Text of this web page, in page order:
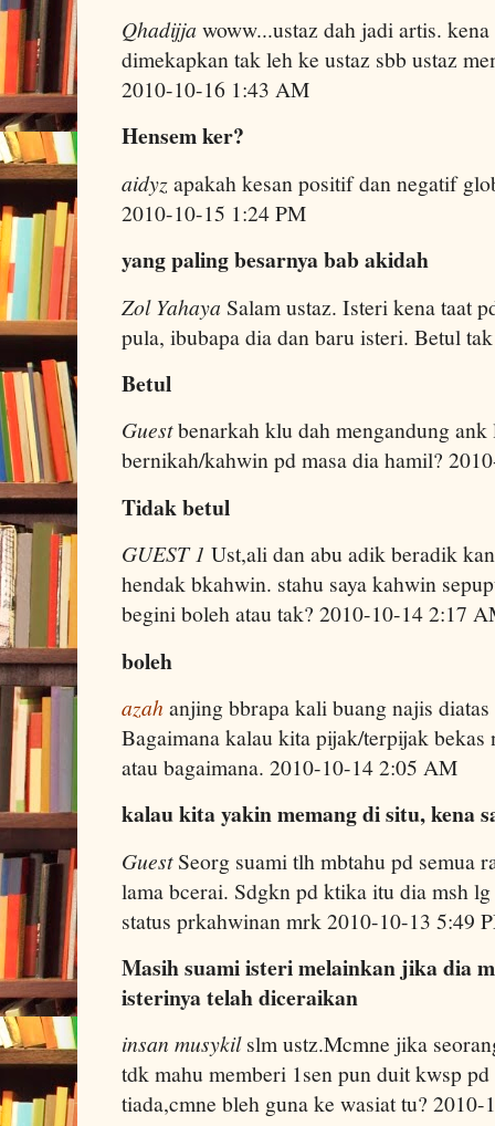
Qhadijja woww...ustaz dah jadi artis.
dimekapkan tak leh ke ustaz sbb ustaz
2010-10-16 1:43 AM
Hensem ker?
aidyzapakah kesan positif dan negatif
2010-10-15 1:24 PM
yang paling besarnya bab akidah
Zol Yahaya Salam ustaz. Isteri kena taat
pula, ibubapa dia dan baru isteri. Betul
Betul
Guestbenarkah klu dah mengandung
bernikah/kahwin pd masa dia hamil?
Tidak betul
GUEST 1 Ust,ali dan abu adik beradik
hendak bkahwin. stahu saya kahwin
begini boleh atau tak? 2010-10-14 2:17
boleh
azahanjing bbrapa kali buang najis
Bagaimana kalau kita pijak/terpijak bekas
atau bagaimana. 2010-10-14 2:05 AM
kalau kita yakin memang di situ, kena
GuestSeorg suami tlh mbtahu pd semua
lama bcerai. Sdgkn pd ktika itu dia msh
status prkahwinan mrk 2010-10-13 5:49
Masih suami isteri melainkan jika dia
isterinya telah diceraikan
insan musykilslm ustz.Mcmne jika
tdk mahu memberi 1sen pun duit kwsp
tiada,cmne bleh guna ke wasiat tu?